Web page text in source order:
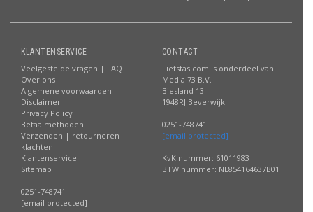
KLANTENSERVICE
Veelgestelde vragen | FAQ
Over ons
Algemene voorwaarden
Disclaimer
Privacy Policy
Betaalmethoden
Verzenden | retourneren |
klachten
Klantenservice
Sitemap
0251-748741
[email protected]
CONTACT
Fietstas.com is onderdeel van
Media 73 B.V.
Biesland 13
1948RJ Beverwijk
0251-748741
[email protected]
KvK nummer: 61011983
BTW nummer: NL854164637B01